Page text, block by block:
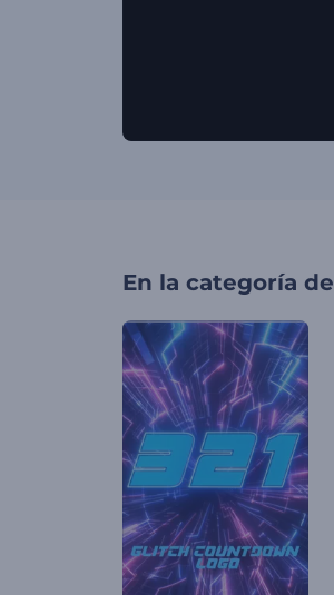
En la categoría de